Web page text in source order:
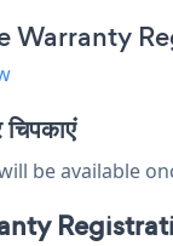
Warranty
be available